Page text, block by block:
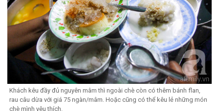
Khách kêu đầy đủ nguyên mâm thì ngoài chè còn có thêm bánh flan,
rau câu dừa với giá 75 ngàn/mâm. Hoặc cũng có thể kêu lẻ những món
chè mình yêu thích.